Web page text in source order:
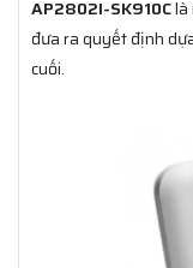
AP2802I-SK910Clà
đưa ra quyết định
cuối.